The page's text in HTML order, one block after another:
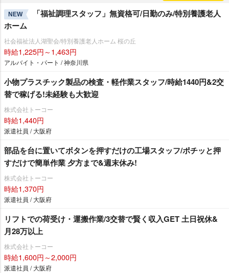
NEW
「福祉調理スタッフ」無資格可/日勤のみ/特別養護老人
ホーム
社会福祉法人湖聖会/特別養護老人ホーム 桜の丘
時給1,225円～1,463円
アルバイト・パート / 神奈川県
小物プラスチック製品の検査・軽作業スタッフ/時給1440円&2交
替で稼げる!未経験も大歓迎
株式会社トーコー
時給1,440円
派遣社員 / 大阪府
部品を台に置いてボタンを押すだけの工場スタッフ/ポチッと押
すだけで簡単作業 夕方まで&週末休み!
株式会社トーコー
時給1,370円
派遣社員 / 大阪府
リフトでの荷受け・運搬作業/3交替で賢く収入GET 土日祝休&
月28万以上
株式会社トーコー
時給1,600円～2,000円
派遣社員 / 大阪府